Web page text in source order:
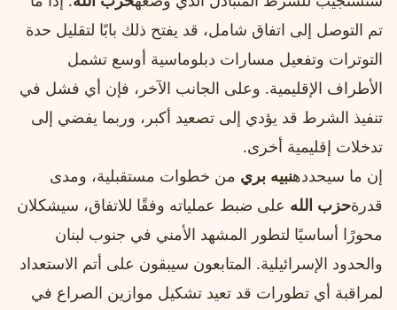
تم التوصل إلى اتفاق شامل، قد يفتح ذلك بابًا لتقليل حدة
التوترات وتفعيل مسارات دبلوماسية أوسع تشمل
الأطراف الإقليمية. وعلى الجانب الآخر، فإن أي فشل في
تنفيذ الشرط قد يؤدي إلى تصعيد أكبر، وربما يفضي إلى
تدخلات إقليمية أخرى.
إن ما سيحددهنبيه بري من خطوات مستقبلية، ومدى
قدرةحزب الله على ضبط عملياته وفقًا للاتفاق، سيشكلان
محورًا أساسيًا لتطور المشهد الأمني في جنوب لبنان
والحدود الإسرائيلية. المتابعون سيبقون على أتم الاستعداد
لمراقبة أي تطورات قد تعيد تشكيل موازين الصراع في